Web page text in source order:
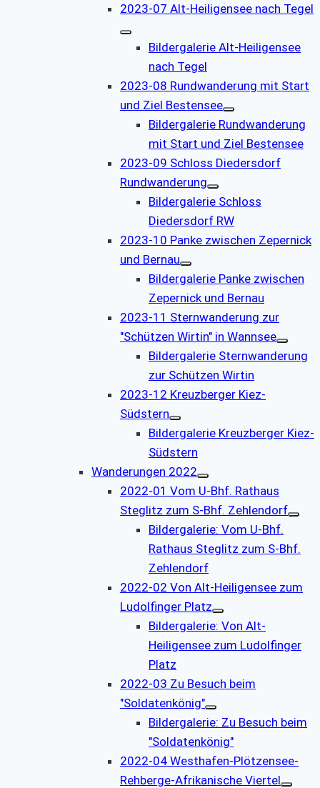
2023-07 Alt-Heiligensee nach Tegel
Bildergalerie Alt-Heiligensee
nach Tegel
2023-08 Rundwanderung mit Start
und Ziel Bestensee
Bildergalerie Rundwanderung
mit Start und Ziel Bestensee
2023-09 Schloss Diedersdorf
Rundwanderung
Bildergalerie Schloss
Diedersdorf RW
2023-10 Panke zwischen Zepernick
und Bernau
Bildergalerie Panke zwischen
Zepernick und Bernau
2023-11 Sternwanderung zur
"Schützen Wirtin" in Wannsee
Bildergalerie Sternwanderung
zur Schützen Wirtin
2023-12 Kreuzberger Kiez-
Südstern
Bildergalerie Kreuzberger Kiez-
Südstern
Wanderungen 2022
2022-01 Vom U-Bhf. Rathaus
Steglitz zum S-Bhf. Zehlendorf
Bildergalerie: Vom U-Bhf.
Rathaus Steglitz zum S-Bhf.
Zehlendorf
2022-02 Von Alt-Heiligensee zum
Ludolfinger Platz
Bildergalerie: Von Alt-
Heiligensee zum Ludolfinger
Platz
2022-03 Zu Besuch beim
"Soldatenkönig"
Bildergalerie: Zu Besuch beim
"Soldatenkönig"
2022-04 Westhafen-Plötzensee-
Rehberge-Afrikanische Viertel